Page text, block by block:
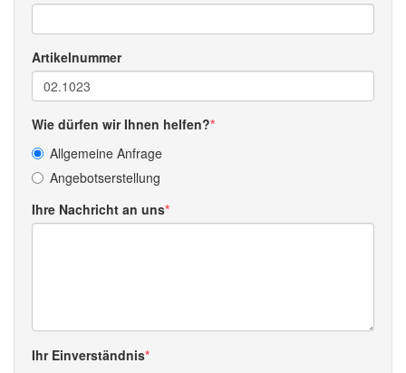
Artikelnummer
Wie dürfen wir Ihnen helfen?
Allgemeine Anfrage
Angebotserstellung
Ihre Nachricht an uns
Ihr Einverständnis